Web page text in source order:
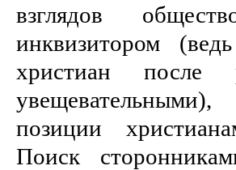
взглядов
инквизитором
христиан
позиции
Поиск